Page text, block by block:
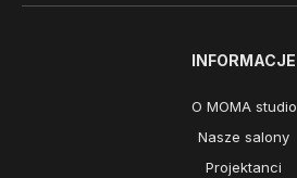
INFORMACJE
O MOMA studio
Nasze salony
Projektanci